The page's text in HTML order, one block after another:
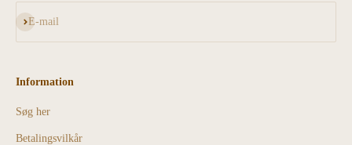
E-mail
Abonnér
Information
Søg her
Betalingsvilkår